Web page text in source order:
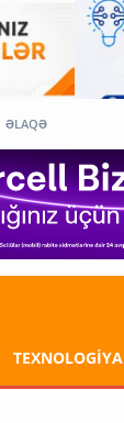
ƏLAQƏ
TEXNOLOGİYA